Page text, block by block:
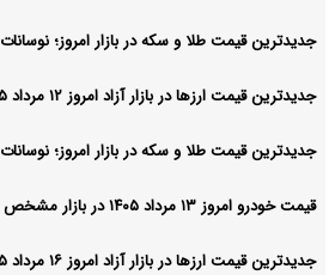
جدیدترین قیمت طلا و سکه در بازار امروز؛ نوسانات ۱۳ مرداد ۱۴۰۵
جدیدترین قیمت ارزها در بازار آزاد امروز ۱۲ مرداد ۱۴۰۵
جدیدترین قیمت طلا و سکه در بازار امروز؛ نوسانات ۱۵ مرداد ۱۴۰۵
قیمت خودرو امروز ۱۳ مرداد ۱۴۰۵ در بازار مشخص شد
جدیدترین قیمت ارزها در بازار آزاد امروز ۱۶ مرداد ۱۴۰۵